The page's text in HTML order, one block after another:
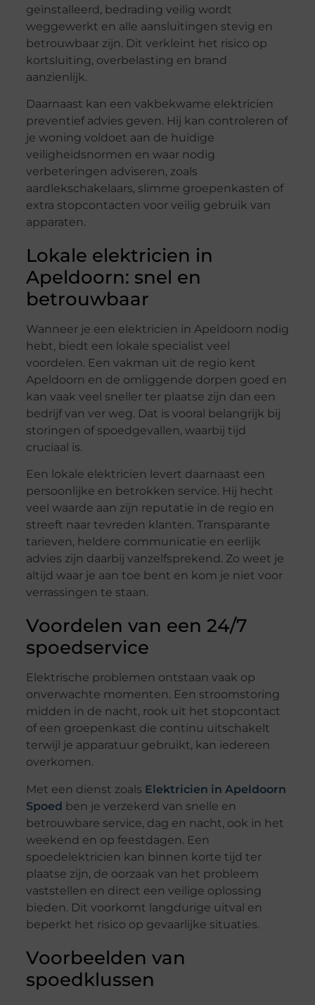
geïnstalleerd, bedrading veilig wordt
weggewerkt en alle aansluitingen stevig en
betrouwbaar zijn. Dit verkleint het risico op
kortsluiting, overbelasting en brand
aanzienlijk.
Daarnaast kan een vakbekwame elektricien
preventief advies geven. Hij kan controleren of
je woning voldoet aan de huidige
veiligheidsnormen en waar nodig
verbeteringen adviseren, zoals
aardlekschakelaars, slimme groepenkasten of
extra stopcontacten voor veilig gebruik van
apparaten.
Lokale elektricien in
Apeldoorn: snel en
betrouwbaar
Wanneer je een elektricien in Apeldoorn nodig
hebt, biedt een lokale specialist veel
voordelen. Een vakman uit de regio kent
Apeldoorn en de omliggende dorpen goed en
kan vaak veel sneller ter plaatse zijn dan een
bedrijf van ver weg. Dat is vooral belangrijk bij
storingen of spoedgevallen, waarbij tijd
cruciaal is.
Een lokale elektricien levert daarnaast een
persoonlijke en betrokken service. Hij hecht
veel waarde aan zijn reputatie in de regio en
streeft naar tevreden klanten. Transparante
tarieven, heldere communicatie en eerlijk
advies zijn daarbij vanzelfsprekend. Zo weet je
altijd waar je aan toe bent en kom je niet voor
verrassingen te staan.
Voordelen van een 24/7
spoedservice
Elektrische problemen ontstaan vaak op
onverwachte momenten. Een stroomstoring
midden in de nacht, rook uit het stopcontact
of een groepenkast die continu uitschakelt
terwijl je apparatuur gebruikt, kan iedereen
overkomen.
Met een dienst zoals Elektricien in Apeldoorn
Spoed ben je verzekerd van snelle en
betrouwbare service, dag en nacht, ook in het
weekend en op feestdagen. Een
spoedelektricien kan binnen korte tijd ter
plaatse zijn, de oorzaak van het probleem
vaststellen en direct een veilige oplossing
bieden. Dit voorkomt langdurige uitval en
beperkt het risico op gevaarlijke situaties.
Voorbeelden van
spoedklussen